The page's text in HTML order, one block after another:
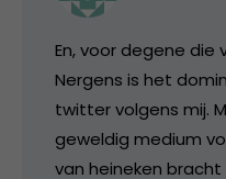
En, voor degene die
Nergens is het
twitter volgens mij.
geweldig medium
van heineken